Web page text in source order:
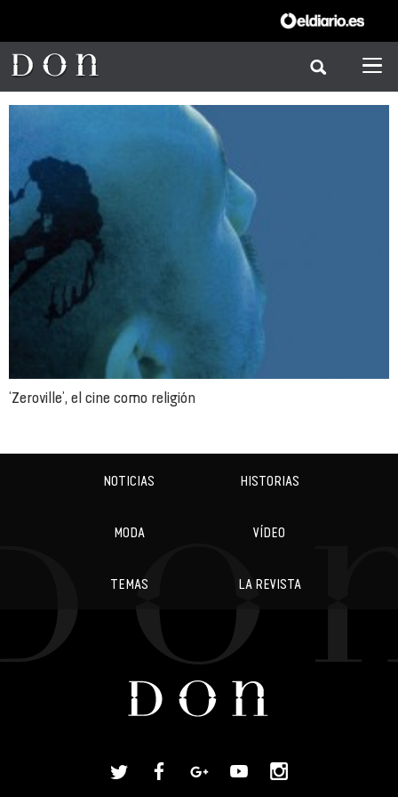
‘Zeroville’, el cine como religión
NOTICIAS HISTORIAS
MODA VÍDEO
TEMAS LA REVISTA